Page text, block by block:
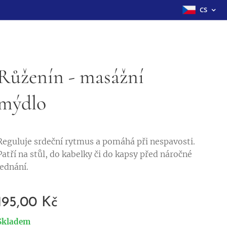
CS
- masážní
srdeční rytmus a pomáhá při nespavosti.
na stůl, do kabelky či do kapsy před náročné
Kč